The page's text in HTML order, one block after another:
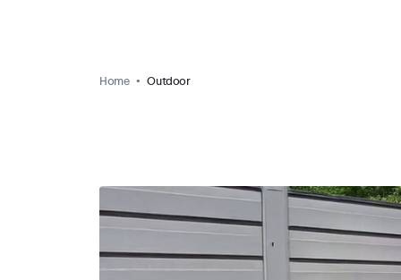
Home Outdoor